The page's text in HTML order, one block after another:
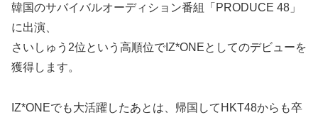
韓国のサバイバルオーディション番組「PRODUCE 48」
に出演、
さいしゅう2位という高順位でIZ*ONEとしてのデビューを
獲得します。
IZ*ONEでも大活躍したあとは、帰国してHKT48からも卒